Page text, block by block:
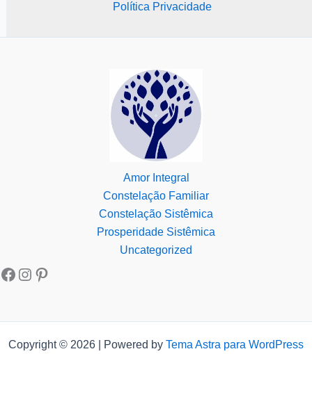
Política Privacidade
Amor Integral
Constelação Familiar
Constelação Sistêmica
Prosperidade Sistêmica
Uncategorized
Copyright © 2026 | Powered by Tema Astra para WordPress